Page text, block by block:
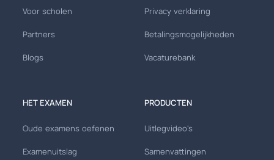
Voor scholen
Partners
Blogs
Privacy verklaring
Betalingsmogelijkheden
Vacaturebank
HET EXAMEN
Oude examens oefenen
Examenuitslag
PRODUCTEN
Uitlegvideo's
Samenvattingen